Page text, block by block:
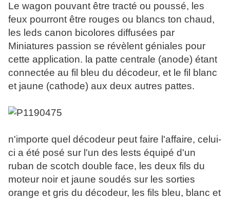
Le wagon pouvant être tracté ou poussé, les
feux pourront être rouges ou blancs ton chaud,
les leds canon bicolores diffusées par
Miniatures passion se révèlent géniales pour
cette application. la patte centrale (anode) étant
connectée au fil bleu du décodeur, et le fil blanc
et jaune (cathode) aux deux autres pattes.
n'importe quel décodeur peut faire l'affaire, celui-
ci a été posé sur l'un des lests équipé d'un
ruban de scotch double face, les deux fils du
moteur noir et jaune soudés sur les sorties
orange et gris du décodeur, les fils bleu, blanc et